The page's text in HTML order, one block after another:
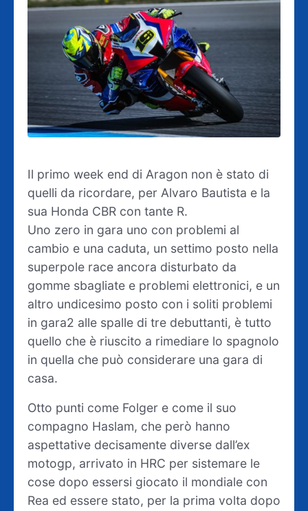
Il primo week end di Aragon non è stato di
quelli da ricordare, per Alvaro Bautista e la
sua Honda CBR con tante R.
Uno zero in gara uno con problemi al
cambio e una caduta, un settimo posto nella
superpole race ancora disturbato da
gomme sbagliate e problemi elettronici, e un
altro undicesimo posto con i soliti problemi
in gara2 alle spalle di tre debuttanti, è tutto
quello che è riuscito a rimediare lo spagnolo
in quella che può considerare una gara di
casa.
Otto punti come Folger e come il suo
compagno Haslam, che però hanno
aspettative decisamente diverse dall’ex
motogp, arrivato in HRC per sistemare le
cose dopo essersi giocato il mondiale con
Rea ed essere stato, per la prima volta dopo